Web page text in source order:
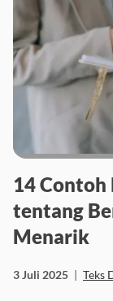
14 Contoh
tentang
Menarik
3 Juli 2025 | Teks